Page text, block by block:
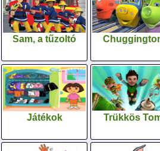
Sam, a tűzoltó
Játékok Trükkös